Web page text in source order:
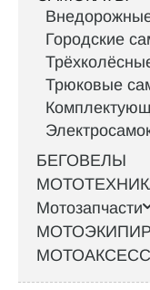
Городские
Трюковые
БЕГОВЕЛЫ
Мотозапчасти